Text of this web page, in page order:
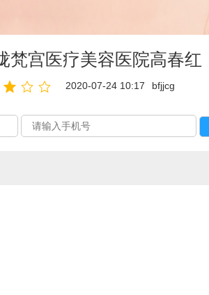
梵宫医疗美容医院高春红
2020-07-24 10:17 bfjjcg